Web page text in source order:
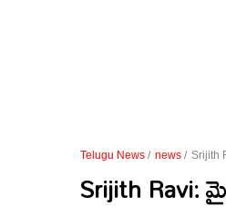
Telugu News / news / Srijith
Srijith Ravi: